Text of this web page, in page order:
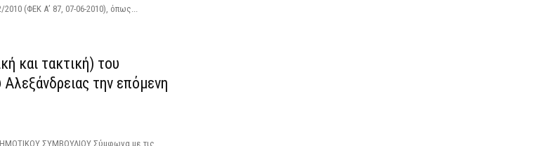
(ΦΕΚ Α’ 87, 07-06-2010), όπως...
και τακτική) του
την επόμενη
ΣΥΜΒΟΥΛΙΟΥ Σύμφωνα με τις